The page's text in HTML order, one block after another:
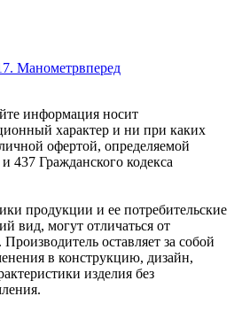
Манометрвперед
информация носит
характер и ни при каких
офертой, определяемой
437 Гражданского кодекса
продукции и ее потребительские
вид, могут отличаться от
оставляет за собой
в конструкцию, дизайн,
изделия без